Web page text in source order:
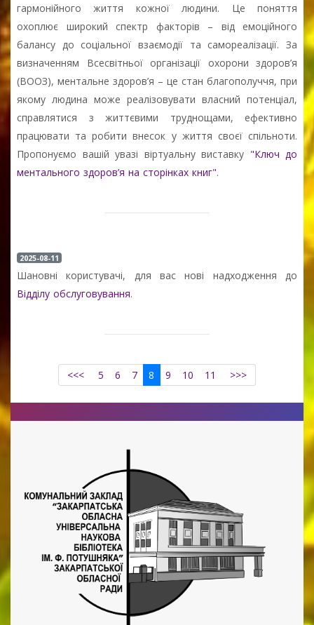
гармонійного життя кожної людини. Це поняття
охоплює широкий спектр факторів – від емоційного
балансу до соціальної взаємодії та самореалізації. За
визначенням Всесвітньої організації охорони здоров’я
(ВООЗ), ментальне здоров’я – це стан благополуччя, при
якому людина може реалізовувати власний потенціал,
справлятися з життєвими труднощами, ефективно
працювати та робити внесок у життя своєї спільноти.
Пропонуємо вашій увазі віртуальну виставку "Ключ до
ментального здоров’я на сторінках книг".
2025-08-11
Шановні користувачі, для вас нові надходження до
Відділу обслуговування.
<<< 5 6 7 8 9 10 11 >>>